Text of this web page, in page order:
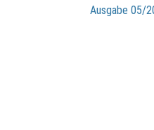
Ausgabe 05/